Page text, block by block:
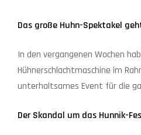
está
Das große Huhn-Spektakel
In den vergangenen Wochen
Hühnerschlachtmaschine im
unterhaltsames Event für die
Der Skandal um das Hunnik-